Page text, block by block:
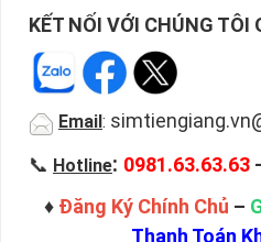
KẾT NỐI VỚI CHÚNG TÔI
Email :
📞 Hotline: 0981.63.63.63 -
♦ Đăng Ký Chính Chủ –
Thanh Toán